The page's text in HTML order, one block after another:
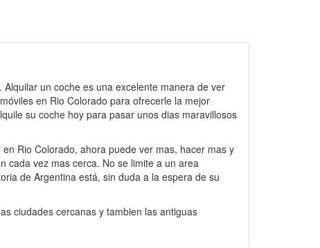
un coche es una excelente manera de ver
en Rio Colorado para ofrecerle la mejor
su coche hoy para pasar unos dias maravillosos
Rio Colorado, ahora puede ver mas, hacer mas y
cada vez mas cerca. No se limite a un area
de Argentina está, sin duda a la espera de su
ciudades cercanas y tambien las antiguas